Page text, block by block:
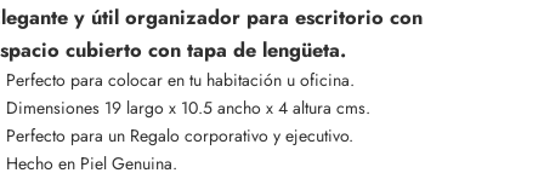
y útil organizador para escritorio con
cubierto con tapa de lengüeta.
Perfecto para colocar en tu habitación u oficina.
Dimensiones 19 largo x 10.5 ancho x 4 altura cms.
Perfecto para un Regalo corporativo y ejecutivo.
Hecho en Piel Genuina.